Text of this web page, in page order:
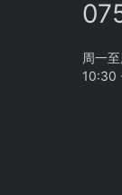
周一
10:30